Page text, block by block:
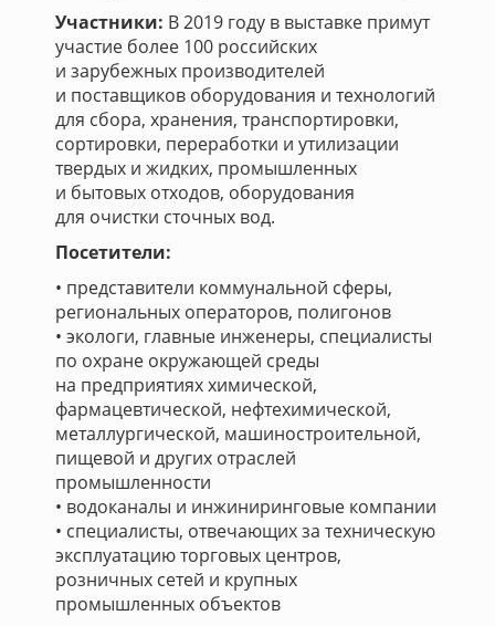
Участники: В 2019 году в выставке примут
участие более 100 российских
и зарубежных производителей
и поставщиков оборудования и технологий
для сбора, хранения, транспортировки,
сортировки, переработки и утилизации
твердых и жидких, промышленных
и бытовых отходов, оборудования
для очистки сточных вод.
Посетители:
• представители коммунальной сферы,
региональных операторов, полигонов
• экологи, главные инженеры, специалисты
по охране окружающей среды
на предприятиях химической,
фармацевтической, нефтехимической,
металлургической, машиностроительной,
пищевой и других отраслей
промышленности
• водоканалы и инжиниринговые компании
• специалисты, отвечающих за техническую
эксплуатацию торговых центров,
розничных сетей и крупных
промышленных объектов